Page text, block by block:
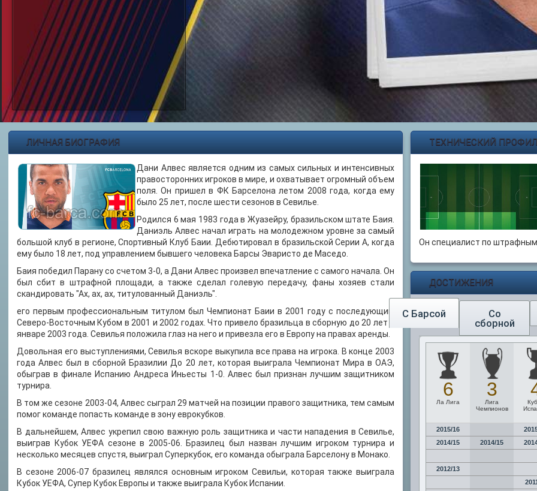
ЛИЧНАЯ БИОГРАФИЯ
Дани Алвес является одним из самых сильных и интенсивных
правосторонних игроков в мире, и охватывает огромный объем
поля. Он пришел в ФК Барселона летом 2008 года, когда ему
было 25 лет, после шести сезонов в Севилье.
Родился 6 мая 1983 года в Жуазейру, бразильском штате Баия.
Даниэль Алвес начал играть на молодежном уровне за самый
большой клуб в регионе, Спортивный Клуб Баии. Дебютировал в бразильской Серии А, когда
ему было 18 лет, под управлением бывшего человека Барсы Эваристо де Маседо.
Баия победил Парану со счетом 3-0, а Дани Алвес произвел впечатление с самого начала. Он
был сбит в штрафной площади, а также сделал голевую передачу, фаны хозяев стали
скандировать "Ах, ах, ах, титулованный Даниэль".
его первым профессиональным титулом был Чемпионат Баии в 2001 году с последующим
Северо-Восточным Кубом в 2001 и 2002 годах. Что привело бразильца в сборную до 20 лет в
январе 2003 года. Севилья положила глаз на него и привезла его в Европу на правах аренды.
Довольная его выступлениями, Севилья вскоре выкупила все права на игрока. В конце 2003
года Алвес был в сборной Бразилии До 20 лет, которая выиграла Чемпионат Мира в ОАЭ,
обыграв в финале Испанию Андреса Иньесты 1-0. Алвес был признан лучшим защитником
турнира.
В том же сезоне 2003-04, Алвес сыграл 29 матчей на позиции правого защитника, тем самым
помог команде попасть команде в зону еврокубков.
В дальнейшем, Алвес укрепил свою важную роль защитника и части нападения в Севилье,
выиграв Кубок УЕФА сезоне в 2005-06. Бразилец был назван лучшим игроком турнира и
несколько месяцев спустя, выиграл Суперкубок, его команда обыграла Барселону в Монако.
В сезоне 2006-07 бразилец являлся основным игроком Севильи, которая также выиграла
Кубок УЕФА, Супер Кубок Европы и также выиграла Кубок Испании.
ТЕХНИЧЕСКИЙ
Он специалист по
ДОСТИЖЕНИЯ
С Барсой
Со
сборной
6
Ла Лига
3
Лига
Чемпионов
2015/16
2014/15
2014/15
2012/13